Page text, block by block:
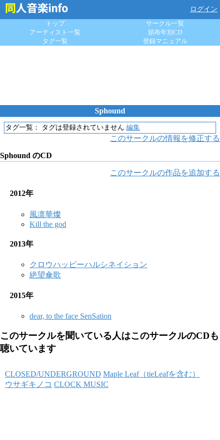
ログイン
トップ
サークル一覧
アーティスト一覧
頒布年別CD
タグ一覧
登録マニュアル
Sphound
タグ一覧： タグは登録されていません 編集
このサークルの情報を修正する
Sphound のCD
このサークルの作品を追加する
2012年
風凛華燦
Kill the god
2013年
クロウハッピーハルシネイション
絶望傘歌
2015年
dear, to the face SenSation
このサークルを聞いている人はこのサークルのCDも
聴いています
CLOSED/UNDERGROUND Maple Leaf（tieLeafを含む）
ウサギキノコ CLOCK MUSIC